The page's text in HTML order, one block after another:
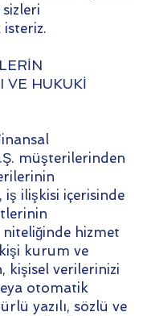
VE HUKUKİ
müşterilerinden
ilişkisi içerisinde
niteliğinde hizmet
kurum ve
kişisel verilerinizi
otomatik
yazılı, sözlü ve